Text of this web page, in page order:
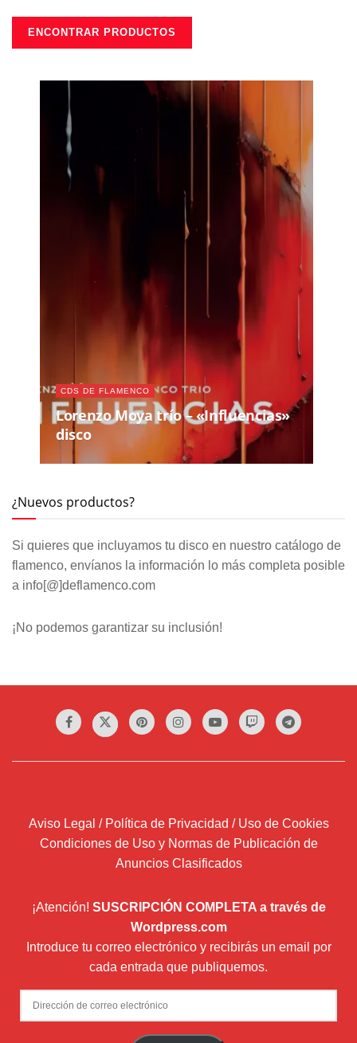
CDS DE FLAMENCO
Lorenzo Moya trío – «Influencias»
disco
¿Nuevos productos?
Si quieres que incluyamos tu disco en nuestro catálogo de
flamenco, envíanos la información lo más completa posible
a info[@]deflamenco.com
¡No podemos garantizar su inclusión!
Aviso Legal / Política de Privacidad / Uso de Cookies
Condiciones de Uso y Normas de Publicación de
Anuncios Clasificados
¡Atención! SUSCRIPCIÓN COMPLETA a través de
Wordpress.com
Introduce tu correo electrónico y recibirás un email por
cada entrada que publiquemos.
Dirección
de